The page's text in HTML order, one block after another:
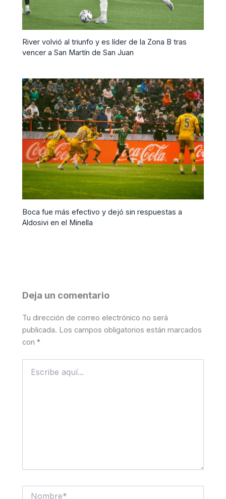
River volvió al triunfo y es líder de la Zona B tras
vencer a San Martín de San Juan
Boca fue más efectivo y dejó sin respuestas a
Aldosivi en el Minella
Deja un comentario
Tu dirección de correo electrónico no será
publicada. Los campos obligatorios están marcados
con*
aquí...